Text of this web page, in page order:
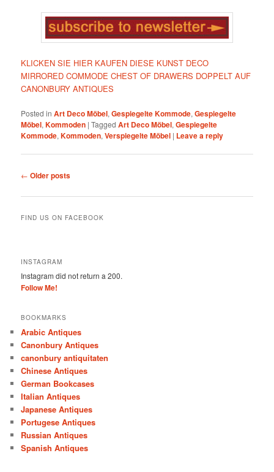
KLICKEN SIE HIER KAUFEN DIESE KUNST DECO
MIRRORED COMMODE CHEST OF DRAWERS DOPPELT AUF
CANONBURY ANTIQUES
Posted in Art Deco Möbel,Gespiegelte Kommode,Gespiegelte
Möbel,Kommoden |Tagged Art Deco Möbel,Gespiegelte
Kommode,Kommoden,Verspiegelte Möbel | Leave a reply
Post
← Older posts
FIND US ON FACEBOOK
INSTAGRAM
Instagram did not return a 200.
Follow Me!
BOOKMARKS
Arabic Antiques
Canonbury Antiques
canonbury antiquitaten
Chinese Antiques
German Bookcases
Italian Antiques
Japanese Antiques
Portugese Antiques
Russian Antiques
Spanish Antiques